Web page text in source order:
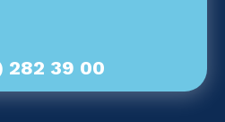
282 39 00